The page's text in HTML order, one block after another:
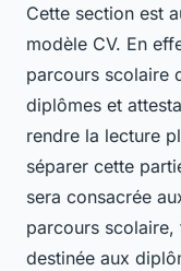
Cette section est
modèle CV. En
parcours scolaire
diplômes et
rendre la lecture
séparer cette
sera consacrée
parcours scolaire,
destinée aux